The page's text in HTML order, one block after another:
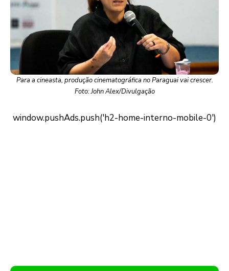
Para a cineasta, produção cinematográfica no Paraguai vai crescer.
Foto: John Alex/Divulgação